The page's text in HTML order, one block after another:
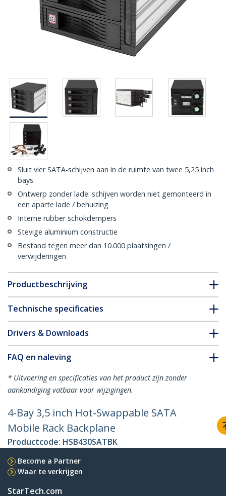
Sluit vier SATA-schijven aan in de ruimte van twee 5,25 inch
bays
Ontwerp zonder lade: schijven worden niet gemonteerd in
een aparte lade / behuizing
Interne rubber schokdempers
Stevige aluminium constructie
Bestand tegen meer dan 10.000 plaatsingen /
verwijderingen
Productbeschrijving
Technische specificaties
Drivers & Downloads
FAQ en naleving
* Uitvoering en specificaties van het product zijn zonder
aankondiging vatbaar voor wijzigingen.
4-Bay 3,5 inch Hot-Swappable SATA
Mobile Rack Backplane
Productcode: HSB430SATBK
Become a Partner
Waar te verkrijgen
StarTech.com